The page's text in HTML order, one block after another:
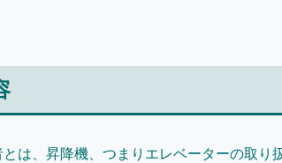
は、昇降機、つまりエレベーターの取り